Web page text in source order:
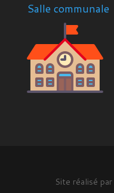
Salle communale
Site réalisé par